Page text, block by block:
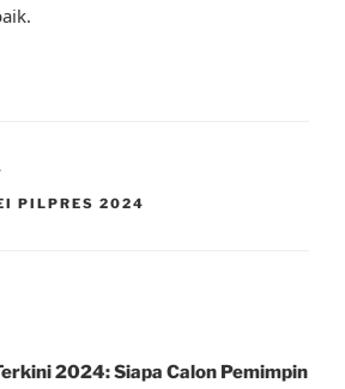
PILPRES 2024
2024: Siapa Calon Pemimpin